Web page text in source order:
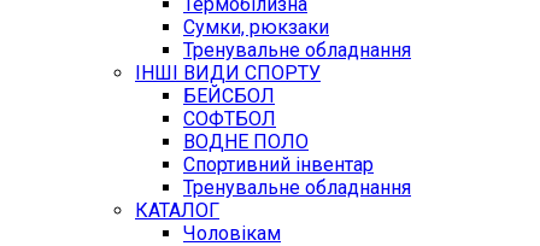
Сумки, рюкзаки
Тренувальне обладнання
ІНШІ ВИДИ СПОРТУ
БЕЙСБОЛ
СОФТБОЛ
ВОДНЕ ПОЛО
Спортивний інвентар
Тренувальне обладнання
КАТАЛОГ
Чоловікам